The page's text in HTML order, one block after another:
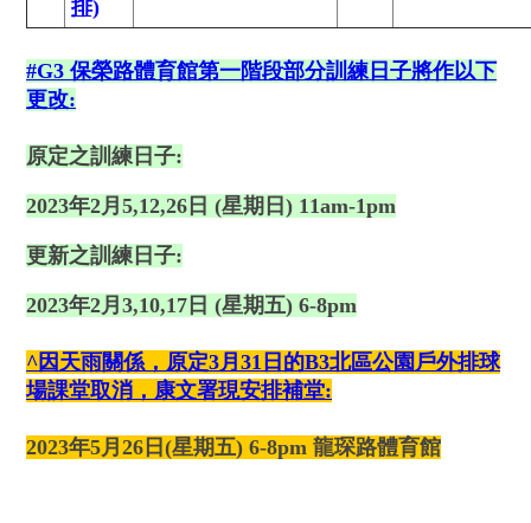
排)
#G3 保榮路體育館第一階段部分訓練日子將作以下
更改:
原定之訓練日子:
2023年2月5,12,26日 (星期日) 11am-1pm
更新之訓練日子:
2023年2月3,10,17日 (星期五) 6-8pm
^因天雨關係，原定3月31日的B3北區公園戶外排球
場課堂取消 ，康文署現安排補堂:
2023年5月26日(星期五) 6-8pm 龍琛路體育館